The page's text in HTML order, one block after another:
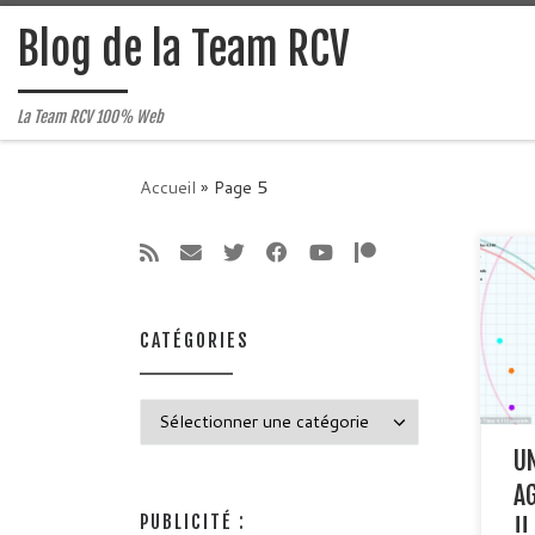
Passer au contenu
Blog de la Team RCV
La Team RCV 100% Web
Accueil » Page 5
a
CATÉGORIES
PUBLICITÉ :